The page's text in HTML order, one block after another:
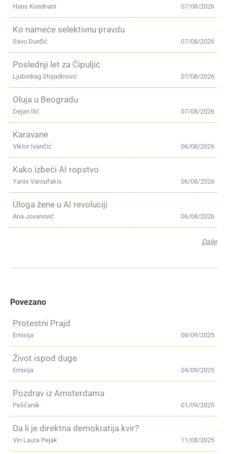
07/08/2026
Hans Kundnani
Ko nameće selektivnu pravdu
07/08/2026
Savo Đurđić
Poslednji let za Čipuljić
07/08/2026
Ljubodrag Stojadinović
Oluja u Beogradu
07/08/2026
Dejan Ilić
Karavane
06/08/2026
Viktor Ivančić
Kako izbeći AI ropstvo
06/08/2026
Yanis Varoufakis
Uloga žene u AI revoluciji
06/08/2026
Ana Jovanović
Dalje
Povezano
Protestni Prajd
08/09/2025
Emisija
Život ispod duge
04/09/2025
Emisija
Pozdrav iz Amsterdama
01/09/2025
Peščanik
Da li je direktna demokratija kvir?
11/08/2025
Vin Laura Pejak